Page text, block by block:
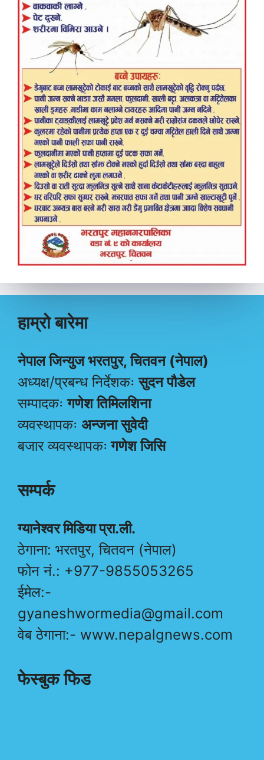
हाम्रो बारेमा
नेपाल जिन्युज भरतपुर, चितवन (नेपाल)
अध्यक्ष/प्रबन्ध निर्देशकःसुदन पौडेल
सम्पादकःगणेश तिमिलशिना
व्यवस्थापकः अन्जना सुवेदी
बजार व्यवस्थापकः गणेश जिसि
सम्पर्क
ग्यानेश्वर मिडिया प्रा.ली.
ठेगाना: भरतपुर, चितवन (नेपाल)
फोन नं.: +977-9855053265
ईमेल:-
gyaneshwormedia@gmail.com
वेब ठेगाना:- www.nepalgnews.com
फेस्बुक फिड